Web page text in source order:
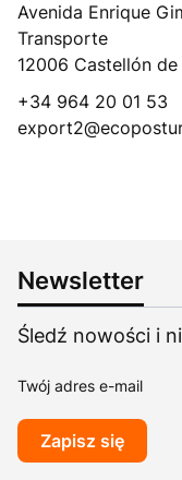
Avenida Enrique
Transporte
12006 Castellón
+34 964 20 01 53
Newsletter
Śledź nowości i
Twój adres e-mail
Zapisz się